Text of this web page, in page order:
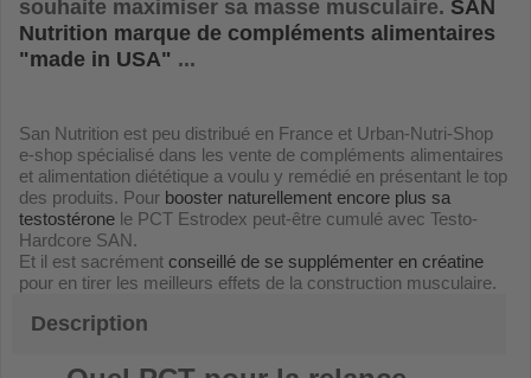
souhaite maximiser sa masse musculaire. SAN
Nutrition marque de compléments alimentaires
"made in USA" ...
San Nutrition est peu distribué en France et Urban-Nutri-Shop
e-shop spécialisé dans les vente de compléments alimentaires
et alimentation diététique a voulu y remédié en présentant le top
des produits. Pour booster naturellement encore plus sa
testostérone le PCT Estrodex peut-être cumulé avec Testo-
Hardcore SAN.
Et il est sacrément conseillé de se supplémenter en créatine
pour en tirer les meilleurs effets de la construction musculaire.
Description